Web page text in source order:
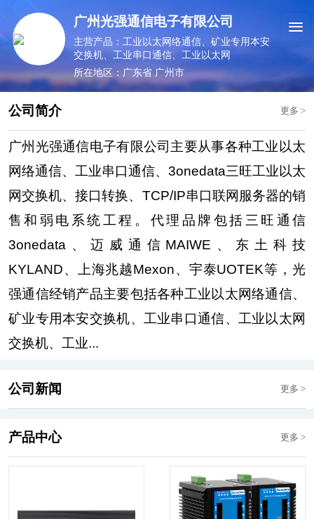
广州光强通信电子有限公司
主营产品：工业以太网络通信、矿业专用本安
交换机、工业串口通信、工业以太网
所在地区：广东省 广州市
公司简介 更多 >
广州光强通信电子有限公司主要从事各种工业以太
网络通信、工业串口通信、3onedata三旺工业以太
网交换机、接口转换、TCP/IP串口联网服务器的销
售和弱电系统工程。代理品牌包括三旺通信
3onedata、迈威通信MAIWE、东土科技
KYLAND、上海兆越Mexon、宇泰UOTEK等，光
强通信经销产品主要包括各种工业以太网络通信、
矿业专用本安交换机、工业串口通信、工业以太网
交换机、工业...
公司新闻 更多 >
产品中心 更多 >